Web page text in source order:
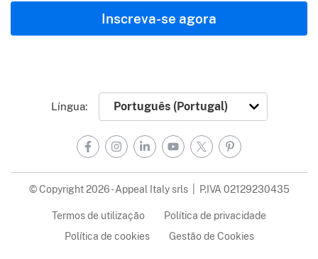
Inscreva-se agora
Língua:
FacebookInstagram
LinkedInYouTube
X Pinterest
© Copyright 2026 - Appeal Italy srls | P.IVA 02129230435
Termos de utilização
Política de privacidade
Política de cookies
Gestão de Cookies